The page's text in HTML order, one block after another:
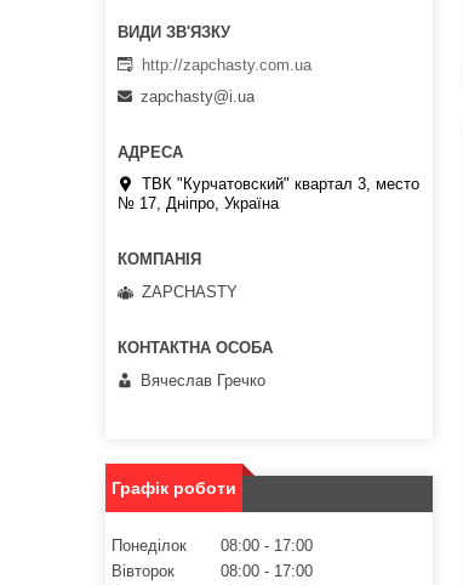
http://zapchasty.com.ua
zapchasty@i.ua
ТВК "Курчатовский" квартал 3, место
№ 17, Дніпро, Україна
ZAPCHASTY
Вячеслав Гречко
Графік роботи
Понеділок 08:00
17:00
Вівторок
08:00
17:00